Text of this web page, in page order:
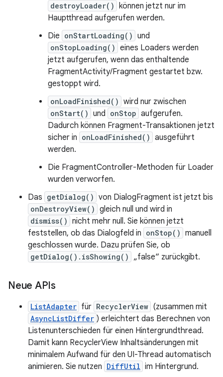
destroyLoader() können jetzt nur im
Hauptthread aufgerufen werden.
Die onStartLoading() und
onStopLoading() eines Loaders werden
jetzt aufgerufen, wenn das enthaltende
FragmentActivity/Fragment gestartet bzw.
gestoppt wird.
onLoadFinished() wird nur zwischen
onStart() und onStop aufgerufen.
Dadurch können Fragment-Transaktionen jetzt
sicher in onLoadFinished() ausgeführt
werden.
Die FragmentController-Methoden für Loader
wurden verworfen.
Das getDialog() von DialogFragment ist jetzt bis
onDestroyView() gleich null und wird in
dismiss() nicht mehr null. Sie können jetzt
feststellen, ob das Dialogfeld in onStop() manuell
geschlossen wurde. Dazu prüfen Sie, ob
getDialog().isShowing() „false“ zurückgibt.
Neue APIs
ListAdapter für RecyclerView (zusammen mit
AsyncListDiffer ) erleichtert das Berechnen von
Listenunterschieden für einen Hintergrundthread.
Damit kann RecyclerView Inhaltsänderungen mit
minimalem Aufwand für den UI-Thread automatisch
animieren. Sie nutzen DiffUtil im Hintergrund.